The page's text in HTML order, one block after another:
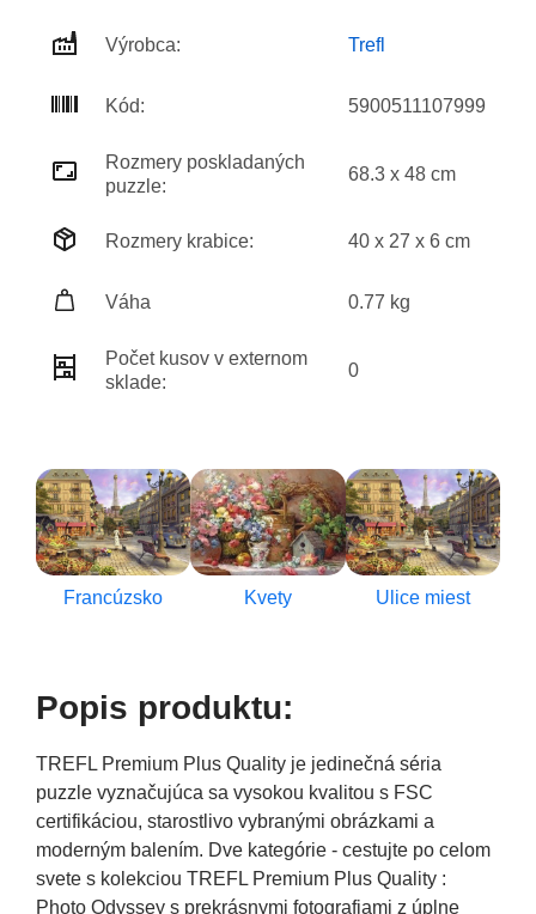
Výrobca: Trefl
Kód: 5900511107999
Rozmery poskladaných
puzzle:
68.3 x 48 cm
Rozmery krabice: 40 x 27 x 6 cm
Váha 0.77 kg
Počet kusov v externom
sklade:
0
Francúzsko Kvety Ulice miest
Popis produktu:
TREFL Premium Plus Quality je jedinečná séria
puzzle vyznačujúca sa vysokou kvalitou s FSC
certifikáciou, starostlivo vybranými obrázkami a
moderným balením. Dve kategórie - cestujte po celom
svete s kolekciou TREFL Premium Plus Quality :
Photo Odyssey s prekrásnymi fotografiami z úplne